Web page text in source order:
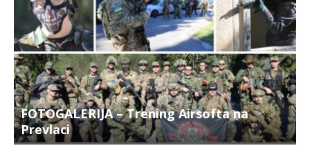
FOTOGALERIJA – Trening Airsofta na
Prevlaci